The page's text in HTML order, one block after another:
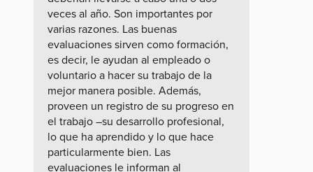
veces al año. Son importantes por
varias razones. Las buenas
evaluaciones sirven como formación,
es decir, le ayudan al empleado o
voluntario a hacer su trabajo de la
mejor manera posible. Además,
proveen un registro de su progreso en
el trabajo –su desarrollo profesional,
lo que ha aprendido y lo que hace
particularmente bien. Las
evaluaciones le informan al